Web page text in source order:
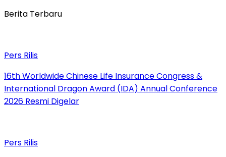
Berita Terbaru
Pers Rilis
16th Worldwide Chinese Life Insurance Congress &
International Dragon Award (IDA) Annual Conference
2026 Resmi Digelar
Pers Rilis